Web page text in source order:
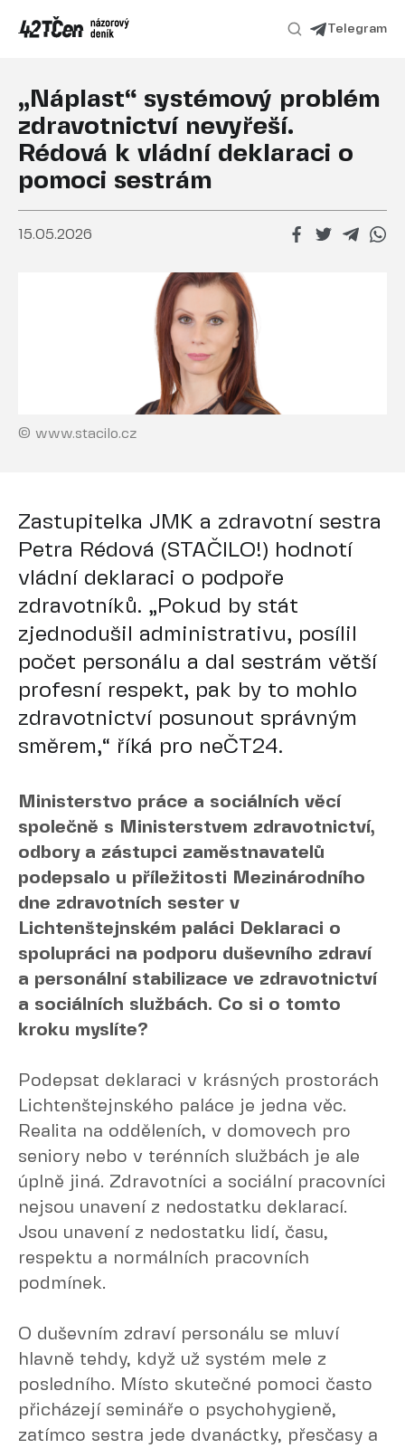
Telegram
„Náplast“ systémový problém
zdravotnictví nevyřeší.
Rédová k vládní deklaraci o
pomoci sestrám
15.05.2026
© www.stacilo.cz
Zastupitelka JMK a zdravotní sestra
Petra Rédová (STAČILO!) hodnotí
vládní deklaraci o podpoře
zdravotníků. „Pokud by stát
zjednodušil administrativu, posílil
počet personálu a dal sestrám větší
profesní respekt, pak by to mohlo
zdravotnictví posunout správným
směrem,“ říká pro neČT24.
Ministerstvo práce a sociálních věcí
společně s Ministerstvem zdravotnictví,
odbory a zástupci zaměstnavatelů
podepsalo u příležitosti Mezinárodního
dne zdravotních sester v
Lichtenštejnském paláci Deklaraci o
spolupráci na podporu duševního zdraví
a personální stabilizace ve zdravotnictví
a sociálních službách. Co si o tomto
kroku myslíte?
Podepsat deklaraci v krásných prostorách
Lichtenštejnského paláce je jedna věc.
Realita na odděleních, v domovech pro
seniory nebo v terénních službách je ale
úplně jiná. Zdravotníci a sociální pracovníci
nejsou unavení z nedostatku deklarací.
Jsou unavení z nedostatku lidí, času,
respektu a normálních pracovních
podmínek.
O duševním zdraví personálu se mluví
hlavně tehdy, když už systém mele z
posledního. Místo skutečné pomoci často
přicházejí semináře o psychohygieně,
zatímco sestra jede dvanáctky, přesčasy a